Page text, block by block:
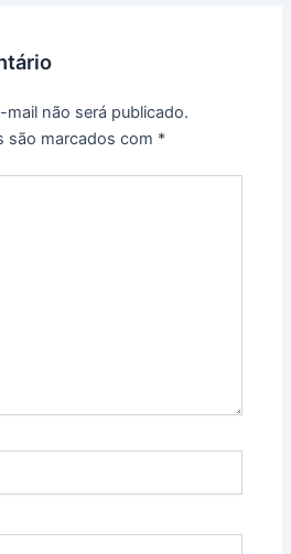
mail não será publicado.
são marcados com *